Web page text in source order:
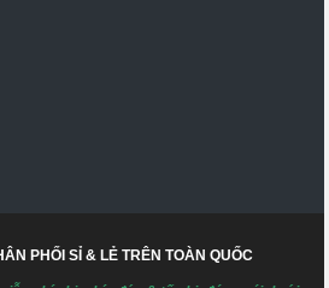
PHỐI SỈ & LẺ TRÊN TOÀN QUỐC